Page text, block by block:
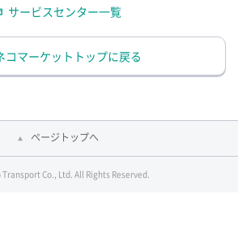
サービスセンター一覧
コマーケットトップに戻る
ページトップへ
Co., Ltd. All Rights Reserved.